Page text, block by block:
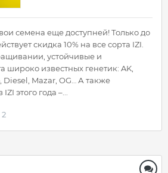
семена еще доступней! Только до
скидка 10% на все сорта IZI.
устойчивые и
широко известных генетик: AK,
Diesel, Mazar, OG… А также
этого года –...
2